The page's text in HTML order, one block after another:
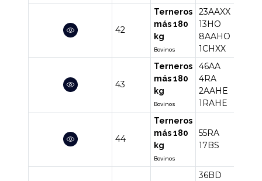
42
Terneros
más 180
kg
Bovinos
23AAXX
13HO
8AAHO
1CHXX
43
Terneros
más 180
kg
Bovinos
46AA
4RA
2AAHE
1RAHE
44
Terneros
más 180
kg
Bovinos
55RA
17BS
36BD